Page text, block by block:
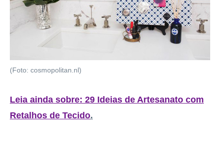
(Foto: cosmopolitan.nl)
Leia ainda sobre: 29 Ideias de Artesanato com
Retalhos de Tecido.